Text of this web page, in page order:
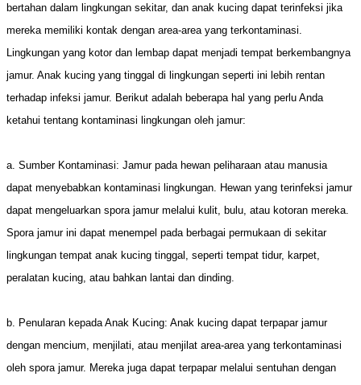
bertahan dalam lingkungan sekitar, dan anak kucing dapat terinfeksi jika
mereka memiliki kontak dengan area-area yang terkontaminasi.
Lingkungan yang kotor dan lembap dapat menjadi tempat berkembangnya
jamur. Anak kucing yang tinggal di lingkungan seperti ini lebih rentan
terhadap infeksi jamur. Berikut adalah beberapa hal yang perlu Anda
ketahui tentang kontaminasi lingkungan oleh jamur:
a. Sumber Kontaminasi: Jamur pada hewan peliharaan atau manusia
dapat menyebabkan kontaminasi lingkungan. Hewan yang terinfeksi jamur
dapat mengeluarkan spora jamur melalui kulit, bulu, atau kotoran mereka.
Spora jamur ini dapat menempel pada berbagai permukaan di sekitar
lingkungan tempat anak kucing tinggal, seperti tempat tidur, karpet,
peralatan kucing, atau bahkan lantai dan dinding.
b. Penularan kepada Anak Kucing: Anak kucing dapat terpapar jamur
dengan mencium, menjilati, atau menjilat area-area yang terkontaminasi
oleh spora jamur. Mereka juga dapat terpapar melalui sentuhan dengan